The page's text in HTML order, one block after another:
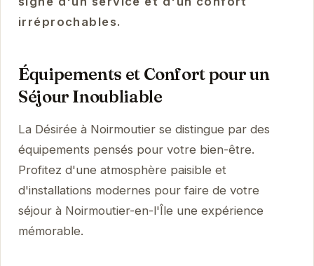
irréprochables.
Équipements et Confort pour un
Séjour Inoubliable
La Désirée à Noirmoutier se distingue par des
équipements pensés pour votre bien-être.
Profitez d'une atmosphère paisible et
d'installations modernes pour faire de votre
séjour à Noirmoutier-en-l'Île une expérience
mémorable.